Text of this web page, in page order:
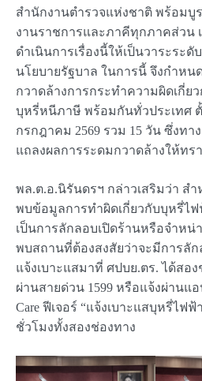
สำนักงานตำรวจแห่งชาติ พร้อม
งานราชการและภาคีทุกภาคส่วน
ดำเนินการเรื่องนี้ให้เป็นวาระระดั
นโยบายรัฐบาล ในการนี้ จึงกำหน
กวาดล้างการกระทำความผิดเกี่ย
บุหรี่หนีภาษี พร้อมกันทั่วประเทศ ตั้
กรกฎาคม 2569 รวม 15 วัน ซึ่งทา
แถลงผลการระดมกวาดล้างให้ทร
พล.ต.อ.นิรันดรฯ กล่าวเสริมว่า ส
พบข้อมูลการทำผิดเกี่ยวกับบุหรี่ไฟ
เป็นการลักลอบเปิดร้านหรือจำหน่
พบสถานที่ต้องสงสัยว่าจะมีการลั
แจ้งเบาะแสมาที่ ศปบย.ตร. ได้สอ
ผ่านสายด่วน 1599 หรือแจ้งผ่านแ
Care ฟีเจอร์ “แจ้งเบาะแสบุหรี่ไฟฟ้
ชั่วโมงทั้งสองช่องทาง